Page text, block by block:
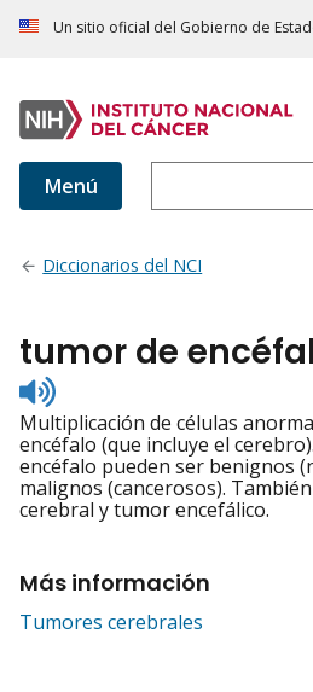
Un sitio oficial del Gobierno de
Menú
Diccionarios del NCI
tumor de
Listen
to
pronunciation
Multiplicación de células
encéfalo (que incluye el
encéfalo pueden ser benignos
malignos (cancerosos).
cerebral y tumor encefálico.
Más información
Tumores cerebrales